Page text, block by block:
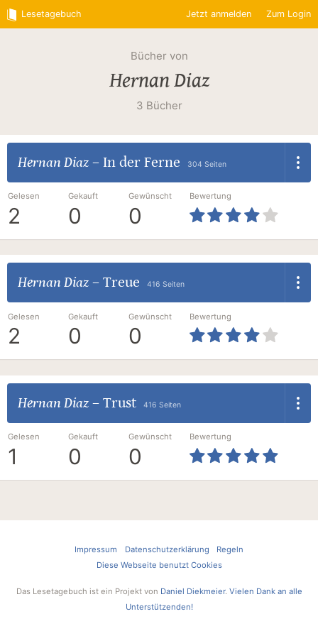
Lesetagebuch Jetzt anmelden Zum Login
Bücher von
Hernan Diaz
3 Bücher
Hernan Diaz– In der Ferne 304 Seiten
Gelesen
2
Gekauft
0
Gewünscht
0
Bewertung
Hernan Diaz– Treue 416 Seiten
Gelesen
2
Gekauft
0
Gewünscht
0
Bewertung
Hernan Diaz– Trust 416 Seiten
Gelesen
1
Gekauft
0
Gewünscht
0
Bewertung
Impressum Datenschutzerklärung
Regeln
Diese Webseite benutzt Cookies
Das Lesetagebuch ist ein Projekt von Daniel Diekmeier. Vielen Dank an alle
Unterstützenden!